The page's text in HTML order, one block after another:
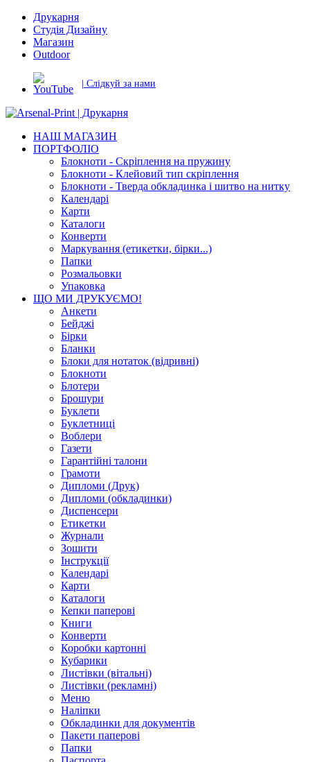
Друкарня
Студія Дизайну
Магазин
Outdoor
| Слідкуй за нами
НАШ МАГАЗИН
ПОРТФОЛІО
Блокноти - Скріплення на пружину
Блокноти - Клейовий тип скріплення
Блокноти - Тверда обкладинка і шитво на нитку
Календарі
Карти
Каталоги
Конверти
Маркування (етикетки, бірки...)
Папки
Розмальовки
Упаковка
ЩО МИ ДРУКУЄМО!
Анкети
Бейджі
Бірки
Бланки
Блоки для нотаток (відривні)
Блокноти
Блотери
Брошури
Буклети
Буклетниці
Воблери
Газети
Гарантійні талони
Грамоти
Дипломи (Друк)
Дипломи (обкладинки)
Диспенсери
Етикетки
Журнали
Зошити
Інструкції
Календарі
Карти
Каталоги
Кепки паперові
Книги
Конверти
Коробки картонні
Кубарики
Листівки (вітальні)
Листівки (рекламні)
Меню
Наліпки
Обкладинки для документів
Пакети паперові
Папки